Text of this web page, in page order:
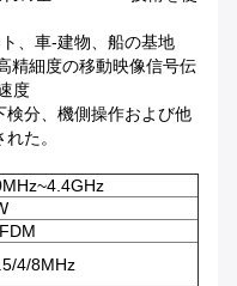
、車-建物、船の基地
精細度の移動映像信号伝
度
分、機側操作および他
た。
4/8MHz